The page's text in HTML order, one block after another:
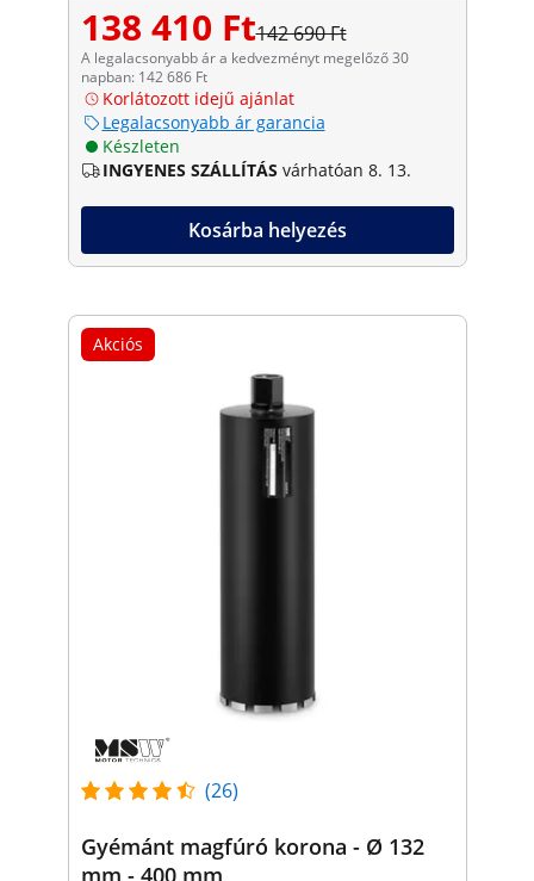
138 410 Ft142 690 Ft
A legalacsonyabb ár a kedvezményt megelőző 30
napban: 142 686 Ft
Korlátozott idejű ajánlat
Legalacsonyabb ár garancia
Készleten
INGYENES SZÁLLÍTÁS várhatóan 8. 13.
Kosárba helyezés
Akciós
(26)
Gyémánt magfúró korona - Ø 132
mm - 400 mm